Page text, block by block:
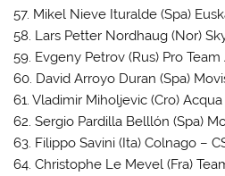
57. Mikel Nieve Ituralde (Spa)
58. Lars Petter Nordhaug (Nor)
59. Evgeny Petrov (Rus) Pro Team
60. David Arroyo Duran (Spa)
61. Vladimir Miholjevic (Cro)
62. Sergio Pardilla Belllón (Spa)
63. Filippo Savini (Ita) Colnago –
64. Christophe Le Mevel (Fra)